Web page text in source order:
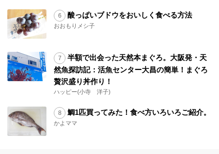
酸っぱいブドウをおいしく食べる方法
おおもりメシ子
半額で出会った天然本まぐろ。大阪発・天
然魚探訪記：活魚センター大昌の簡単！まぐろ
贅沢盛り丼作り！
ハッピー(小寺 洋子)
鯛1匹買ってみた！食べ方いろいろご紹介。
かよママ